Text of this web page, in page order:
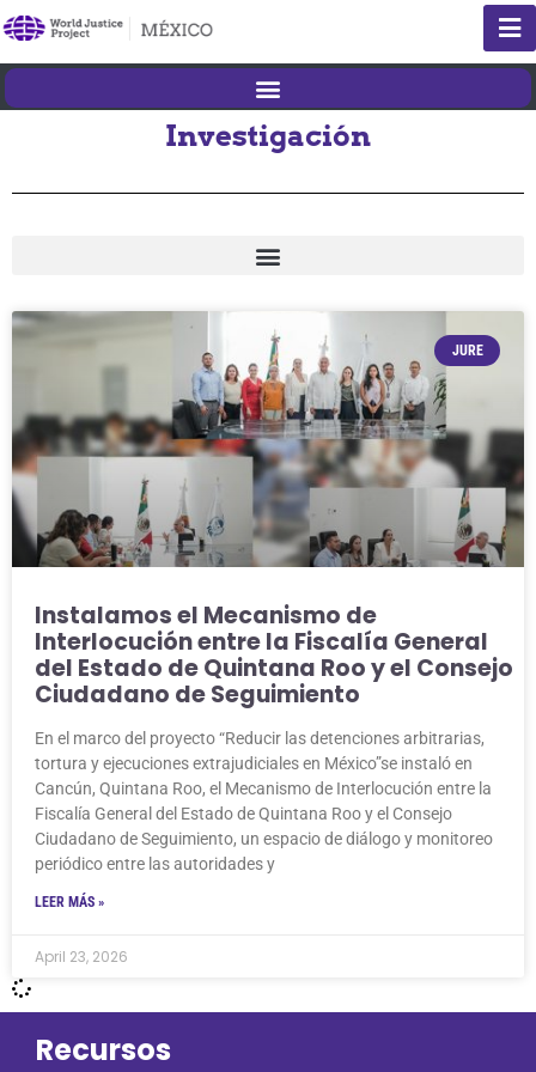
Investigación
JURE
Instalamos el Mecanismo de
Interlocución entre la Fiscalía General
del Estado de Quintana Roo y el Consejo
Ciudadano de Seguimiento
En el marco del proyecto “Reducir las detenciones arbitrarias,
tortura y ejecuciones extrajudiciales en México”se instaló en
Cancún, Quintana Roo, el Mecanismo de Interlocución entre la
Fiscalía General del Estado de Quintana Roo y el Consejo
Ciudadano de Seguimiento, un espacio de diálogo y monitoreo
periódico entre las autoridades y
LEER MÁS »
April 23, 2026
Recursos